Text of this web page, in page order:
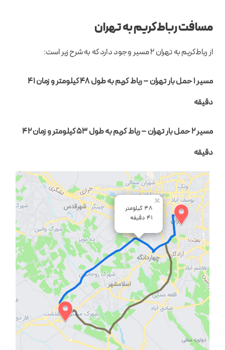
مسافت رباط‌کریم به تهران
از رباط‌کریم به تهران 2 مسیر وجود دارد که به شرح زیر است:
مسیر 1 حمل بار تهران – رباط کریم به طول 48 کیلومتر و زمان 41
دقیقه
مسیر 2 حمل بار تهران – رباط کریم به طول 53 کیلومتر و زمان 42
دقیقه